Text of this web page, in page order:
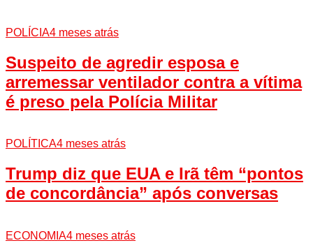
POLÍCIA4 meses atrás
Suspeito de agredir esposa e
arremessar ventilador contra a vítima
é preso pela Polícia Militar
POLÍTICA4 meses atrás
Trump diz que EUA e Irã têm “pontos
de concordância” após conversas
ECONOMIA4 meses atrás